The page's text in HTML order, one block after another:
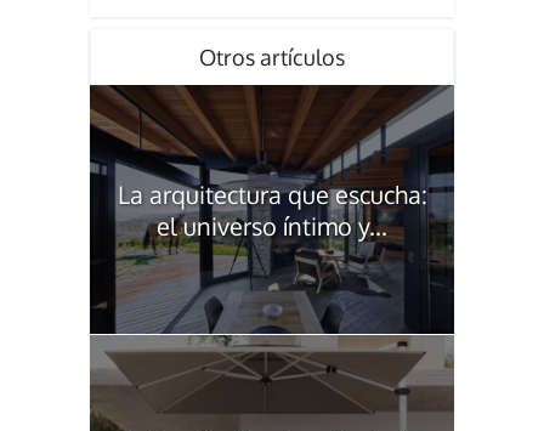
Otros artículos
La arquitectura que escucha:
el universo íntimo y...